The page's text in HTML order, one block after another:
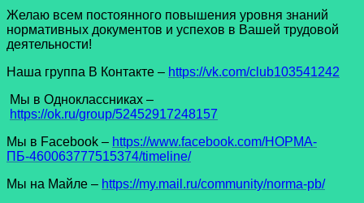
Желаю всем постоянного повышения уровня знаний
нормативных документов и успехов в Вашей трудовой
деятельности!
Наша группа В Контакте – https://vk.com/club103541242
Мы в Одноклассниках –
https://ok.ru/group/52452917248157
Мы в Facеbook – https://www.facebook.com/НОРМА-
ПБ-460063777515374/timeline/
Мы на Майле – https://my.mail.ru/community/norma-pb/